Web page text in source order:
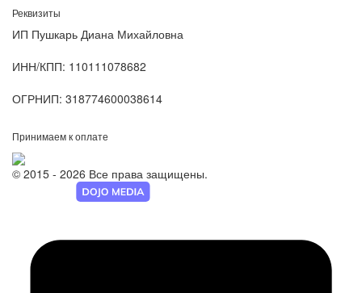
Реквизиты
ИП Пушкарь Диана Михайловна
ИНН/КПП: 110111078682
ОГРНИП: 318774600038614
Принимаем к оплате
© 2015 - 2026 Все права защищены.